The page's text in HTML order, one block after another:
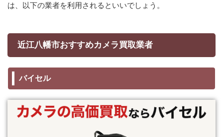
は、以下の業者を利用されるといいでしょう。
近江八幡市おすすめカメラ買取業者
バイセル